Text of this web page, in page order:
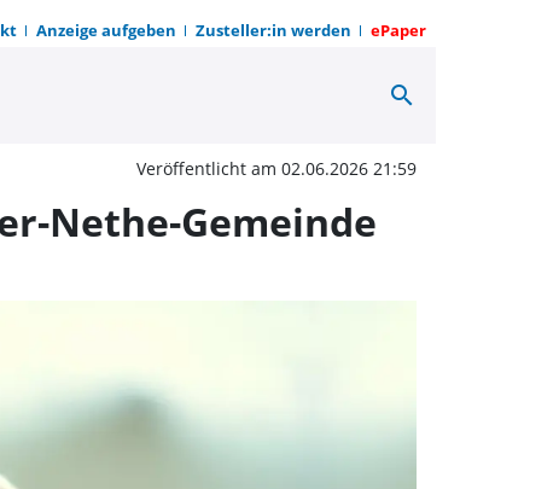
Anzeige aufgeben Zusteller:in werden ePaper
und search
Veröffentlicht am 02.06.2026 21:59
Nethe-Gemeinde